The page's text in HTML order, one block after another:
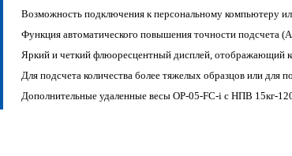
Возможность подключения к персональному компьютеру
Функция автоматического повышения точности подсчета
Яркий и четкий флюоресцентный дисплей, отображающий
Для подсчета количества более тяжелых образцов или
Дополнительные удаленные весы OP-05-FC-i с НПВ 15кг-